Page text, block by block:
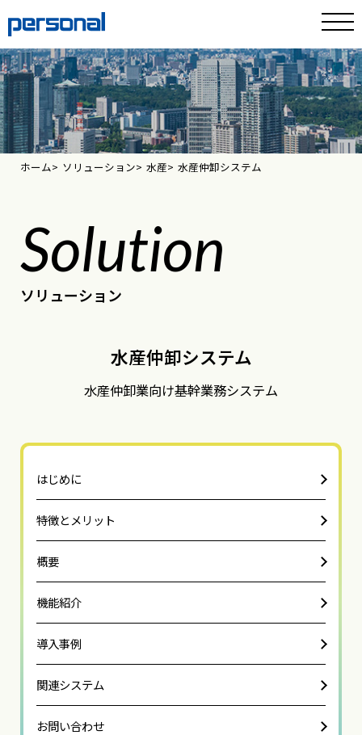
ホーム ソリューション 水産 水産仲卸システム
Solution
ソリューション
水産仲卸システム
水産仲卸業向け基幹業務システム
はじめに
特徴とメリット
概要
機能紹介
導入事例
関連システム
お問い合わせ